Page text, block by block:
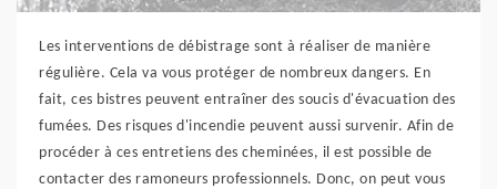
Les interventions de débistrage sont à réaliser de manière
régulière. Cela va vous protéger de nombreux dangers. En
fait, ces bistres peuvent entraîner des soucis d'évacuation des
fumées. Des risques d'incendie peuvent aussi survenir. Afin de
procéder à ces entretiens des cheminées, il est possible de
contacter des ramoneurs professionnels. Donc, on peut vous